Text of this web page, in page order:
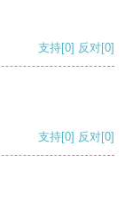
支持[0] 反对[0]
支持[0] 反对[0]